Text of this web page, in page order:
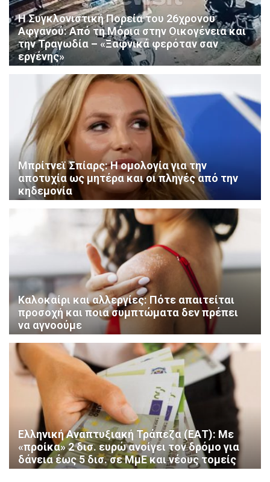
Η Συγκλονιστική Πορεία του 26χρονου
Αφγανού: Από τη Μόρια στην Οικογένεια και
την Τραγωδία – «Ξαφνικά φερόταν σαν
εργένης»
Μπρίτνεϊ Σπίαρς: Η ομολογία για την
αποτυχία ως μητέρα και οι πληγές από την
κηδεμονία
Καλοκαίρι και αλλεργίες: Πότε απαιτείται
προσοχή και ποια συμπτώματα δεν πρέπει
να αγνοούμε
Ελληνική Αναπτυξιακή Τράπεζα (ΕΑΤ): Με
«προίκα» 2 δισ. ευρώ ανοίγει τον δρόμο για
δάνεια έως 5 δισ. σε ΜμΕ και νέους τομείς